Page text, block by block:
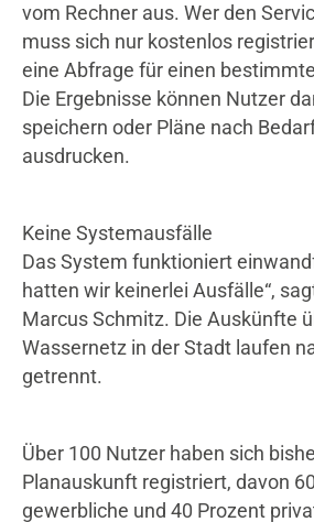
vom Rechner aus. Wer den
muss sich nur kostenlos
eine Abfrage für einen
Die Ergebnisse können Nutzer
speichern oder Pläne nach
ausdrucken.
Keine Systemausfälle
Das System funktioniert
hatten wir keinerlei Ausfälle“,
Marcus Schmitz. Die Auskünfte
Wassernetz in der Stadt laufen
getrennt.
Über 100 Nutzer haben sich
Planauskunft registriert, davon
gewerbliche und 40 Prozent
Anbieter:
Google